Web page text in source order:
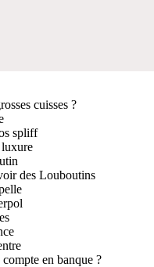
cuisses ?
spliff
des Louboutins
en banque ?